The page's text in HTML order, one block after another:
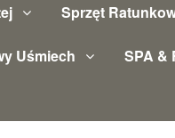
Sprzęt
Uśmiech SPA &